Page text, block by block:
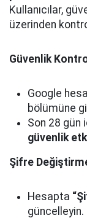
Kullanıcılar,
üzerinden
Güvenlik
Google
bölümüne
Son 28 gün
güvenlik
Şifre
Hesapta
güncelleyin.